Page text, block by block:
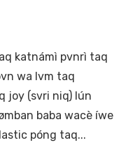
katnámì pvnrì taq
wa lvm taq
joy (svri niq) lún
baba wacè íwe
póng taq...